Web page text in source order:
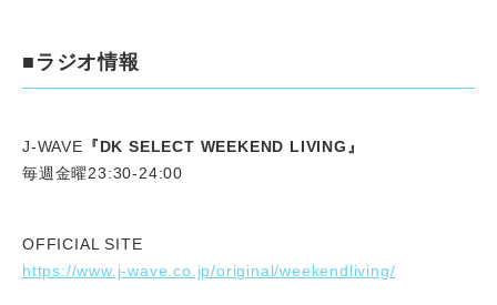
■ラジオ情報
J-WAVE 『DK SELECT WEEKEND LIVING』
毎週金曜23:30-24:00
OFFICIAL SITE
https://www.j-wave.co.jp/original/weekendliving/